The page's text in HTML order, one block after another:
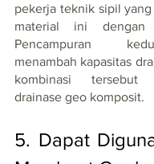
pekerja teknik sipil
material ini dengan
Pencampuran
menambah kapasitas
kombinasi
drainase geo komposit.
5. Dapat